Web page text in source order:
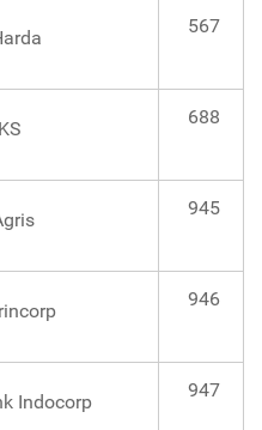
567
688
945
946
Indocorp
947